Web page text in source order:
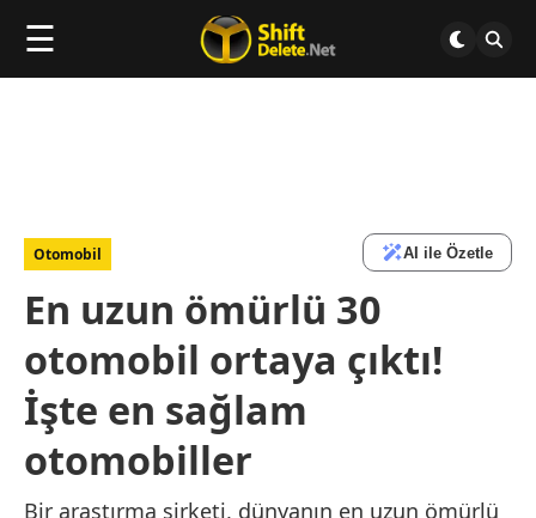
☰
Otomobil AI ile Özetle
En uzun ömürlü 30
otomobil ortaya çıktı!
İşte en sağlam
otomobiller
Bir araştırma şirketi, dünyanın en uzun ömürlü